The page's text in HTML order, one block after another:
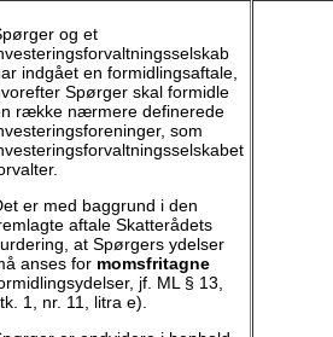
og et
indgået en formidlingsaftale,
Spørger skal formidle
række nærmere definerede
som
er med baggrund i den
aftale Skatterådets
at Spørgers ydelser
anses for momsfritagne
jf. ML § 13,
1, nr. 11, litra e).